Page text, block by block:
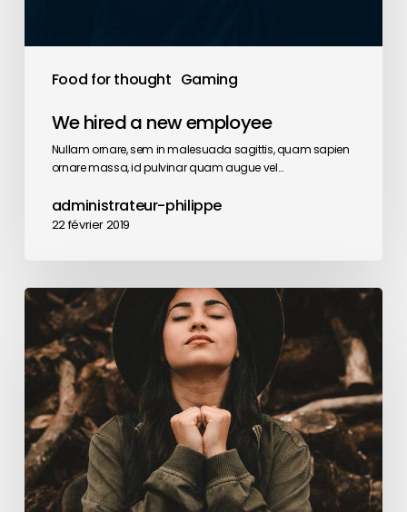
Food for thought Gaming
We hired a new employee
Nullam ornare, sem in malesuada sagittis, quam sapien
ornare massa, id pulvinar quam augue vel…
administrateur-philippe
22 février 2019
Ambrose
Redmoon